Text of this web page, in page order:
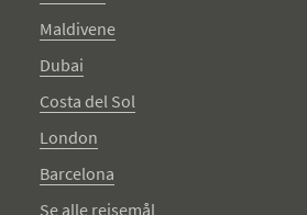
Maldivene
Dubai
Costa del Sol
London
Barcelona
Se alle reisemål